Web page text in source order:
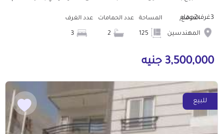
3غرف2حمام الموقع
المهندسين
المساحة عدد الحمامات عدد الغرف
3,500,000 جنيه
للبيع